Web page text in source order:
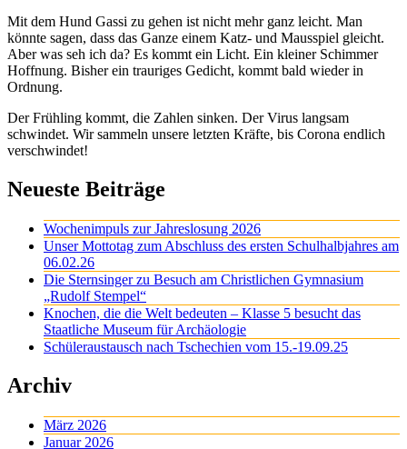
Mit dem Hund Gassi zu gehen ist nicht mehr ganz leicht. Man
könnte sagen, dass das Ganze einem Katz- und Mausspiel gleicht.
Aber was seh ich da? Es kommt ein Licht. Ein kleiner Schimmer
Hoffnung. Bisher ein trauriges Gedicht, kommt bald wieder in
Ordnung.
Der Frühling kommt, die Zahlen sinken. Der Virus langsam
schwindet. Wir sammeln unsere letzten Kräfte, bis Corona endlich
verschwindet!
Neueste Beiträge
Wochenimpuls zur Jahreslosung 2026
Unser Mottotag zum Abschluss des ersten Schulhalbjahres am
06.02.26
Die Sternsinger zu Besuch am Christlichen Gymnasium
„Rudolf Stempel“
Knochen, die die Welt bedeuten – Klasse 5 besucht das
Staatliche Museum für Archäologie
Schüleraustausch nach Tschechien vom 15.-19.09.25
Archiv
März 2026
Januar 2026